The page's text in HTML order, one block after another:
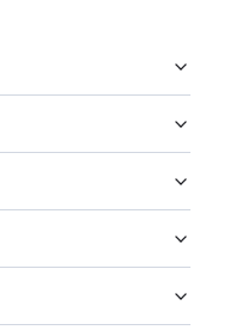
o smaku
dla osób
mąka
ziemniaczana,
i diglicerydy
sól.